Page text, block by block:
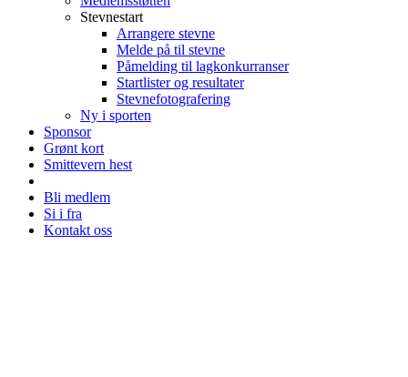
Stevnestart
Arrangere stevne
Melde på til stevne
Påmelding til lagkonkurranser
Startlister og resultater
Stevnefotografering
Ny i sporten
Sponsor
Grønt kort
Smittevern hest
Bli medlem
Si i fra
Kontakt oss